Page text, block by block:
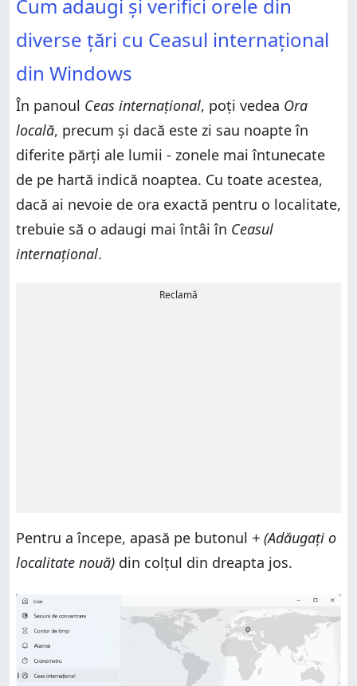
Cum adaugi și verifici orele din
diverse țări cu Ceasul internațional
din Windows
În panoul Ceas internațional, poți vedea Ora
locală, precum și dacă este zi sau noapte în
diferite părți ale lumii - zonele mai întunecate
de pe hartă indică noaptea. Cu toate acestea,
dacă ai nevoie de ora exactă pentru o localitate,
trebuie să o adaugi mai întâi în Ceasul
internațional.
Reclamă
Pentru a începe, apasă pe butonul + (Adăugați o
localitate nouă) din colțul din dreapta jos.